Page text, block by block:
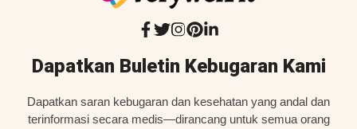
Dapatkan Buletin Kebugaran Kami
Dapatkan saran kebugaran dan kesehatan yang andal dan
terinformasi secara medis—dirancang untuk semua orang